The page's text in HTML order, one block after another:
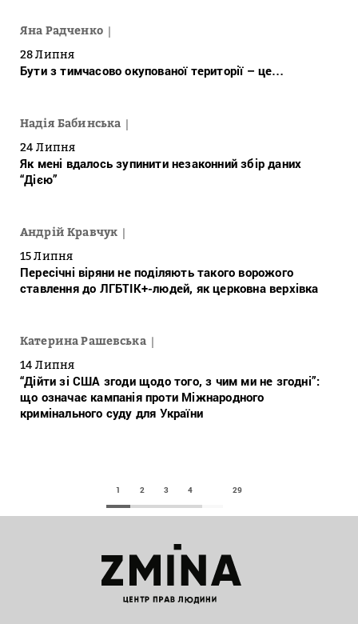
Яна Радченко
28 Липня
Бути з тимчасово окупованої території – це…
Надія Бабинська
24 Липня
Як мені вдалось зупинити незаконний збір даних
“Дією”
Андрій Кравчук
15 Липня
Пересічні віряни не поділяють такого ворожого
ставлення до ЛГБТІК+-людей, як церковна верхівка
Катерина Рашевська
14 Липня
“Дійти зі США згоди щодо того, з чим ми не згодні”:
що означає кампанія проти Міжнародного
кримінального суду для України
1 2 3 4 29